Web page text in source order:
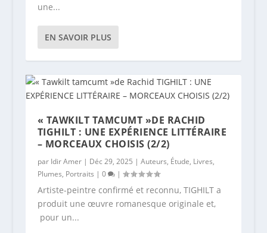
une...
EN SAVOIR PLUS
« TAWKILT TAMCUMT »DE RACHID
TIGHILT : UNE EXPÉRIENCE LITTÉRAIRE
– MORCEAUX CHOISIS (2/2)
par Idir Amer| Déc 29, 2025 | Auteurs, Étude, Livres,
Plumes, Portraits | 0 |
Artiste-peintre confirmé et reconnu, TIGHILT a
produit une œuvre romanesque originale et,
pour un...